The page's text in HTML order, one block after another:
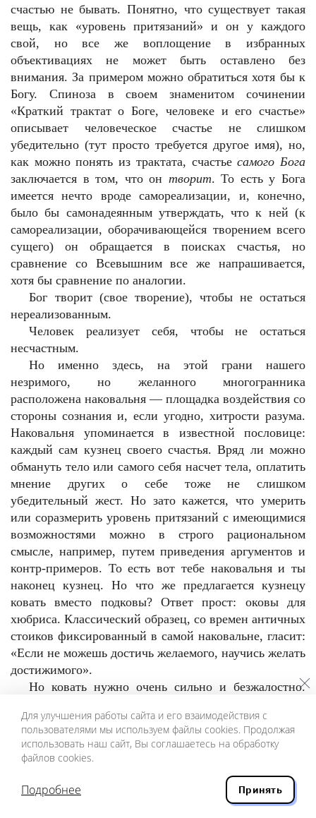
счастью не бывать. Понятно, что существует такая
вещь, как «уровень притязаний» и он у каждого
свой, но все же воплощение в избранных
объективациях не может быть оставлено без
внимания. За примером можно обратиться хотя бы к
Богу. Спиноза в своем знаменитом сочинении
«Краткий трактат о Боге, человеке и его счастье»
описывает человеческое счастье не слишком
убедительно (тут просто требуется другое имя), но,
как можно понять из трактата, счастьесамого Бога
заключается в том, что он творит. То есть у Бога
имеется нечто вроде самореализации, и, конечно,
было бы самонадеянным утверждать, что к ней (к
самореализации, оборачивающейся творением всего
сущего) он обращается в поисках счастья, но
сравнение со Всевышним все же напрашивается,
хотя бы сравнение по аналогии.
Бог творит (свое творение), чтобы не остаться
нереализованным.
Человек реализует себя, чтобы не остаться
несчастным.
Но именно здесь, на этой грани нашего
незримого, но желанного многогранника
расположена наковальня — площадка воздействия со
стороны сознания и, если угодно, хитрости разума.
Наковальня упоминается в известной пословице:
каждый сам кузнец своего счастья. Вряд ли можно
обмануть тело или самого себя насчет тела, оплатить
мнение других о себе тоже не слишком
убедительный жест. Но зато кажется, что умерить
или соразмерить уровень притязаний с имеющимися
возможностями можно в строго рациональном
смысле, например, путем приведения аргументов и
контр-примеров. То есть вот тебе наковальня и ты
наконец кузнец. Но что же предлагается кузнецу
ковать вместо подковы? Ответ прост: оковы для
хюбриса. Классический образец, со времен античных
стоиков фиксированный в самой наковальне, гласит:
«Если не можешь достичь желаемого, научись желать
достижимого».
Но ковать нужно очень сильно и безжалостно.
и проектов, которые хоть и смутно, но болезненно
реагируют на все отклонения. Скажем, мечтая стать
архитектором и украсить города своими творениями,
менеджера к топ-менеджеру. Представим себе
монолог у наковальни, пока продолжается работа:
Для улучшения работы сайта и его взаимодействия с
пользователями мы используем файлы cookies. Продолжая
использовать наш сайт, Вы соглашаетесь на обработку
файлов cookies.
Подробнее Принять